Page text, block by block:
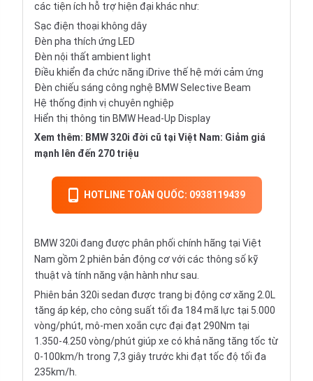
các tiện ích hỗ trợ hiện đại khác như:
Sạc điện thoại không dây
Đèn pha thích ứng LED
Đèn nội thất ambient light
Điều khiển đa chức năng iDrive thế hệ mới cảm ứng
Đèn chiếu sáng công nghệ BMW Selective Beam
Hệ thống định vị chuyên nghiệp
Hiển thị thông tin BMW Head-Up Display
Xem thêm: BMW 320i đời cũ tại Việt Nam: Giảm giá
mạnh lên đến 270 triệu
HOTLINE TOÀN QUỐC: 0938119439
BMW 320i đang được phân phối chính hãng tại Việt
Nam gồm 2 phiên bản động cơ với các thông số kỹ
thuật và tính năng vận hành như sau.
Phiên bản 320i sedan được trang bị động cơ xăng 2.0L
tăng áp kép, cho công suất tối đa 184 mã lực tại 5.000
vòng/phút, mô-men xoắn cực đại đạt 290Nm tại
1.350-4.250 vòng/phút giúp xe có khả năng tăng tốc từ
0-100km/h trong 7,3 giây trước khi đạt tốc độ tối đa
235km/h.